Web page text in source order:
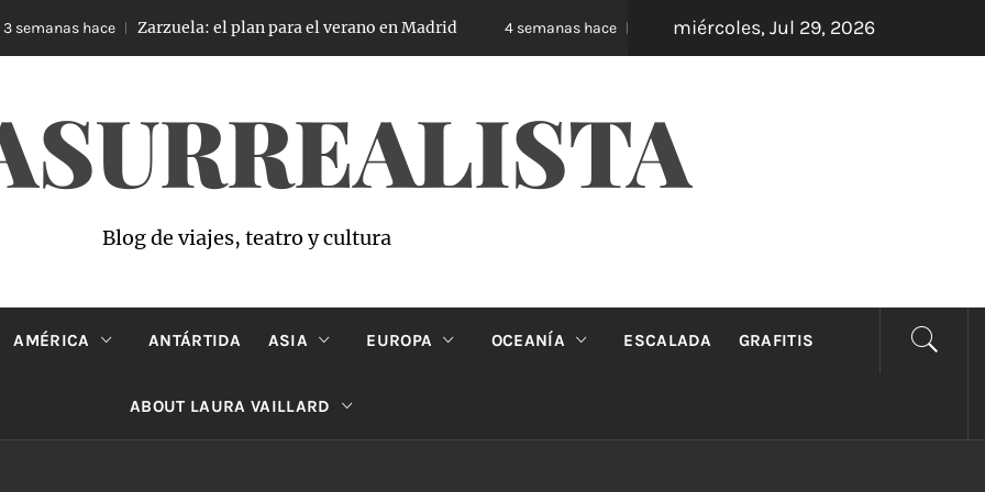
hace Zarzuela: el plan para el verano en Madrid 4 semanas hace Oveja Negra: el unipersonal que se ríe de los
miércoles, Jul 29, 2026
Blog de viajes, teatro y cultura
AMÉRICA ANTÁRTIDA ASIA EUROPA OCEANÍA ESCALADA GRAFITIS
ABOUT LAURA VAILLARD